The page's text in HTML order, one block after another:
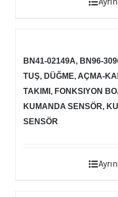
BN41-02149A, BN96-
TUŞ, DÜĞME, AÇMA-
TAKIMI, FONKSIYON
KUMANDA SENSÖR,
SENSÖR